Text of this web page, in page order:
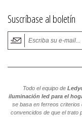
Suscríbase al boletín
Todo el equipo de
iluminación led para el
se basa en ferreos criterios
convencidos de que el trato